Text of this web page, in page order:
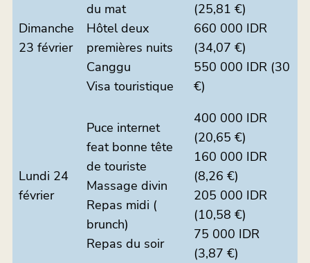
Dimanche
23 février
du mat
Hôtel deux
premières nuits
Canggu
Visa touristique
(25,81 €)
660 000 IDR
(34,07 €)
550 000 IDR (30
€)
Lundi 24
février
Puce internet
feat bonne tête
de touriste
Massage divin
Repas midi (
brunch)
Repas du soir
400 000 IDR
(20,65 €)
160 000 IDR
(8,26 €)
205 000 IDR
(10,58 €)
75 000 IDR
(3,87 €)